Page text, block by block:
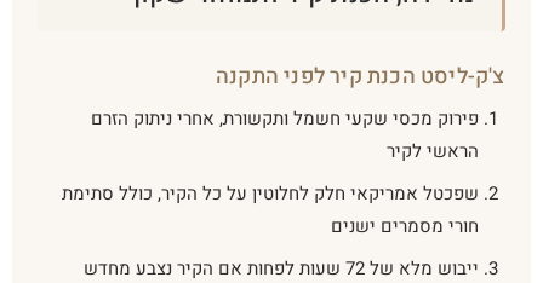
צ'ק-ליסט הכנת קיר לפני התקנה
פירוק מכסי שקעי חשמל ותקשורת, אחרי ניתוק הזרם
הראשי לקיר
שפכטל אמריקאי חלק לחלוטין על כל הקיר, כולל סתימת
חורי מסמרים ישנים
ייבוש מלא של 72 שעות לפחות אם הקיר נצבע מחדש